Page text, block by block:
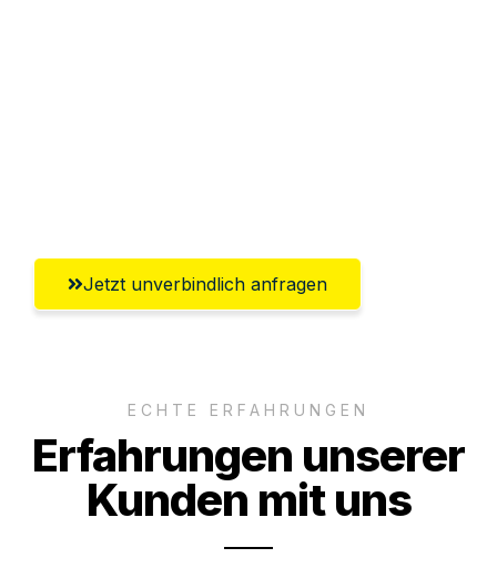
Jetzt unverbindlich anfragen
ECHTE ERFAHRUNGEN
Erfahrungen unserer
Kunden mit uns